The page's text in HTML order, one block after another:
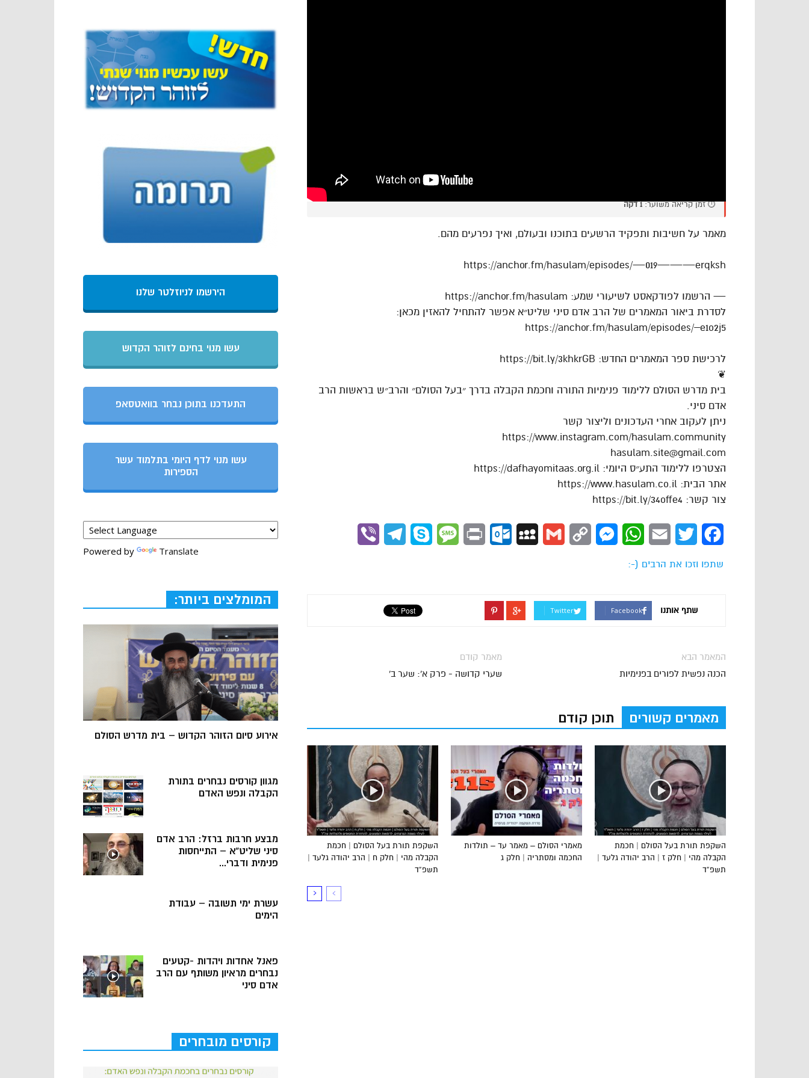
⏱️ זמן קריאה משוער:1 דקה
מאמר על חשיבות ותפקיד הרשעים בתוכנו ובעולם, ואיך נפרעים מהם.
https://anchor.fm/hasulam/episodes/—019———erqksh
— הרשמו לפודקאסט לשיעורי שמע: https://anchor.fm/hasulam
לסדרת ביאור המאמרים של הרב אדם סיני שליט״א אפשר להתחיל להאזין מכאן:
https://anchor.fm/hasulam/episodes/–e1o2j5
לרכישת ספר המאמרים החדש: https://bit.ly/3khkrGB
❦
בית מדרש הסולם ללימוד פנימיות התורה וחכמת הקבלה בדרך ״בעל הסולם״ והרב״ש בראשות הרב
אדם סיני.
ניתן לעקוב אחרי העדכונים וליצור קשר
https://www.instagram.com/hasulam.community
hasulam.site@gmail.com
הצטרפו ללימוד התע״ס היומי: https://dafhayomitaas.org.il
אתר הבית: https://www.hasulam.co.il
צור קשר: https://bit.ly/34offe4
Facebook
Twitter
Email
WhatsApp
Messenger
Copy
Gmail
MySpace
Outlook.com
Print
Message
Skype
Telegram
שתפו וזכו את הרבים (-:
שתף אותנו Facebook
Twitter
מאמר קודם
שערי קדושה - פרק א': שער ב'
המאמר הבא
הכנה נפשית לפורים בפנימיות
מאמרים קשורים תוכן קודם
השקפת תורת בעל הסולם | חכמת
הקבלה מהי | חלק ח | הרב יהודה גלעד |
תשפ”ד
מאמרי הסולם – מאמר עד – תולדות
החכמה ומסתריה | חלק ג
השקפת תורת בעל הסולם | חכמת
הקבלה מהי | חלק ז | הרב יהודה גלעד |
תשפ”ד
הירשמו לניוזלטר שלנו
עשו מנוי בחינם לזוהר הקדוש
התעדכנו בתוכן נבחר בוואטסאפ
עשו מנוי לדף היומי בתלמוד עשר
הספירות
Powered by Translate
המומלצים ביותר:
אירוע סיום הזוהר הקדוש – בית מדרש הסולם
מגוון קורסים נבחרים בתורת
הקבלה ונפש האדם
מבצע חרבות ברזל: הרב אדם
סיני שליט”א – התייחסות
פנימית ודברי...
עשרת ימי תשובה – עבודת
הימים
פאנל אחדות ויהדות -קטעים
נבחרים מראיון משותף עם הרב
אדם סיני
קורסים מובחרים